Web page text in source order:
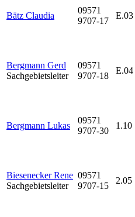
Bätz Claudia
09571
9707-17
E.03
Bergmann Gerd
Sachgebietsleiter
09571
9707-18
E.04
Bergmann Lukas
09571
9707-30
1.10
Biesenecker Rene
Sachgebietsleiter
09571
9707-15
2.05